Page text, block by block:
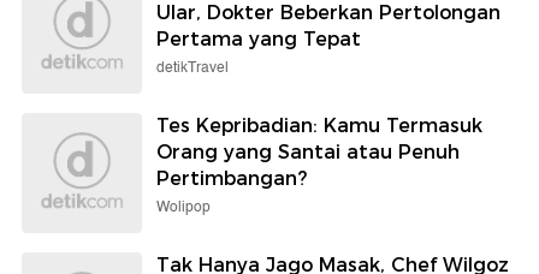
Ular, Dokter Beberkan Pertolongan
Pertama yang Tepat
detikTravel
Tes Kepribadian: Kamu Termasuk
Orang yang Santai atau Penuh
Pertimbangan?
Wolipop
Tak Hanya Jago Masak, Chef Wilgoz